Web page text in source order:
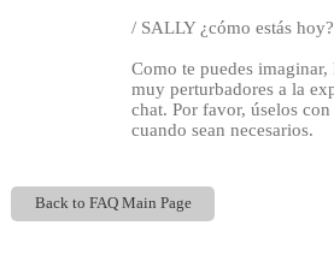
/ SALLY ¿cómo estás hoy?
Como te puedes
muy perturbadores a la
chat. Por favor, úselos
cuando sean necesarios.
Back to FAQ Main Page